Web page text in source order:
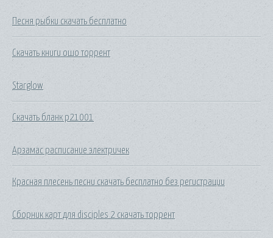
Песня рыбки скачать бесплатно
Скачать книги ошо торрент
Starglow
Скачать бланк p21001
Арзамас расписание электричек
Красная плесень песни скачать бесплатно без регистрации
Сборник карт для disciples 2 скачать торрент